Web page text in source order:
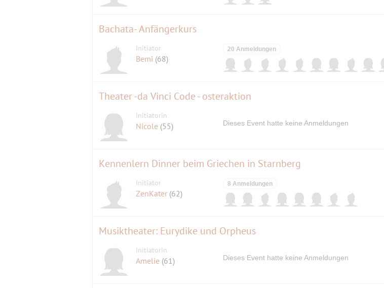
Bachata- Anfängerkurs
Initiator
Bemi (68)
20 Anmeldungen
Theater -da Vinci Code - osteraktion
Initiatorin
Nicole (55) Dieses Event hatte keine Anmeldungen
Kennenlern Dinner beim Griechen in Starnberg
Initiator
ZenKater (62)
8 Anmeldungen
Musiktheater: Eurydike und Orpheus
Initiatorin
Amelie (61) Dieses Event hatte keine Anmeldungen